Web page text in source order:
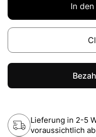
In
Lieferung in 2-5
voraussichtlich ab